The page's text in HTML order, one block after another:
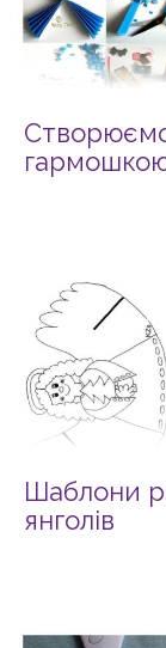
Шаблони
янголів